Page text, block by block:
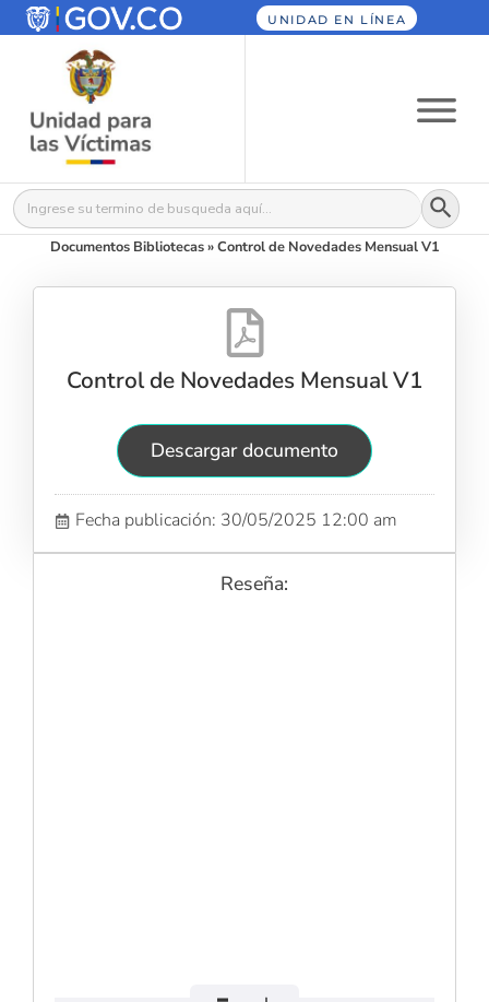
UNIDAD EN LÍNEA
Buscar: Botón
Documentos Bibliotecas»Control de Novedades Mensual V1
Control de Novedades Mensual V1
Descargar documento
Fecha publicación: 30/05/2025 12:00 am
Reseña: